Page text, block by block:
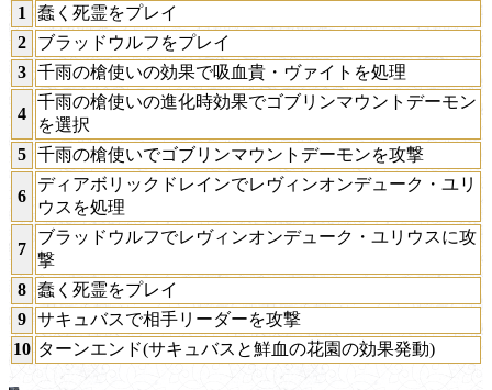
1
蠢く死霊をプレイ
2
ブラッドウルフをプレイ
3 千雨の槍使いの効果で吸血貴・ヴァイトを処理
4
千雨の槍使いの進化時効果でゴブリンマウントデーモン
を選択
5 千雨の槍使いでゴブリンマウントデーモンを攻撃
6
ディアボリックドレインでレヴィンオンデューク・ユリ
ウスを処理
7
ブラッドウルフでレヴィンオンデューク・ユリウスに攻
撃
8 蠢く死霊をプレイ
9 サキュバスで相手リーダーを攻撃
10 ターンエンド(サキュバスと鮮血の花園の効果発動)